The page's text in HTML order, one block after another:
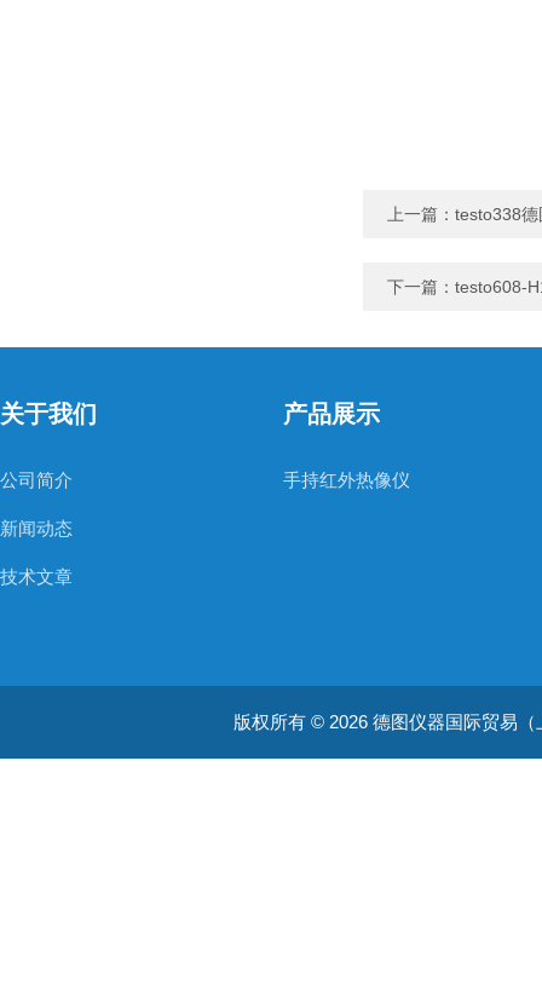
上一篇： testo338德
下一篇： testo608-
关于我们
公司简介
新闻动态
技术文章
产品展示
手持红外热像仪
版权所有 © 2026 德图仪器国际贸易